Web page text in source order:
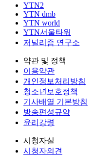
YTN2
YTN dmb
YTN world
YTN서울타워
저널리즘 연구소
약관 및 정책
이용약관
개인정보처리방침
청소년보호정책
기사배열 기본방침
방송편성규약
윤리강령
시청자실
시청자의견